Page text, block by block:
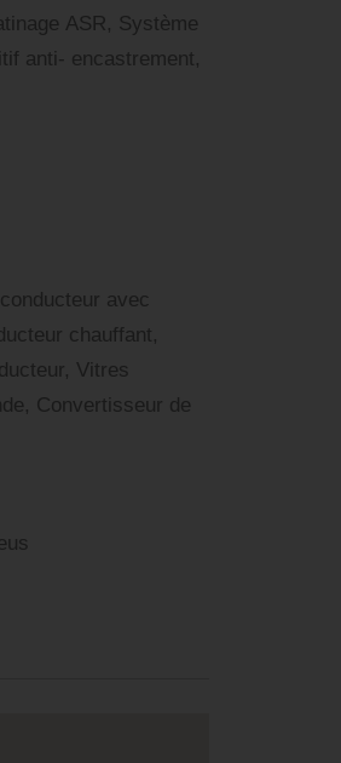
ASR, Système
anti- encastrement,
avec
chauffant,
Vitres
Convertisseur de